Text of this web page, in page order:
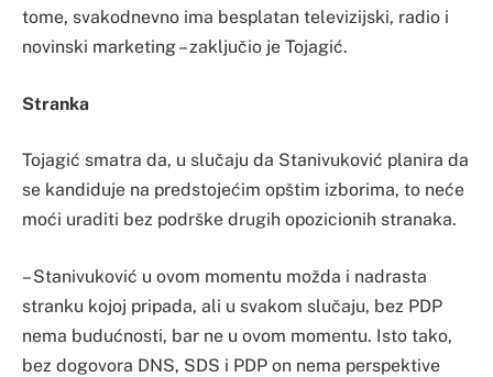
tome, svakodnevno ima besplatan televizijski, radio i
novinski marketing – zaključio je Tojagić.
Stranka
Tojagić smatra da, u slučaju da Stanivuković planira da
se kandiduje na predstojećim opštim izborima, to neće
moći uraditi bez podrške drugih opozicionih stranaka.
– Stanivuković u ovom momentu možda i nadrasta
stranku kojoj pripada, ali u svakom slučaju, bez PDP
nema budućnosti, bar ne u ovom momentu. Isto tako,
bez dogovora DNS, SDS i PDP on nema perspektive